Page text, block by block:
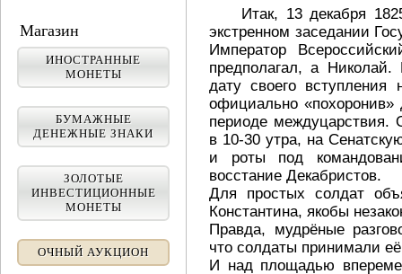
Магазин
ИНОСТРАННЫЕ
МОНЕТЫ
БУМАЖНЫЕ
ДЕНЕЖНЫЕ ЗНАКИ
ЗОЛОТЫЕ
ИНВЕСТИЦИОННЫЕ
МОНЕТЫ
ОЧНЫЙ АУКЦИОН
Итак, 13 декабря
экстренном заседании
Император
предполагал, а
дату своего
официально
периоде
в 10-30 утра, на
и роты под
восстание Декабристов.
Для простых солдат
Константина, якобы
Правда, мудрёные
что солдаты принимали
И над площадью